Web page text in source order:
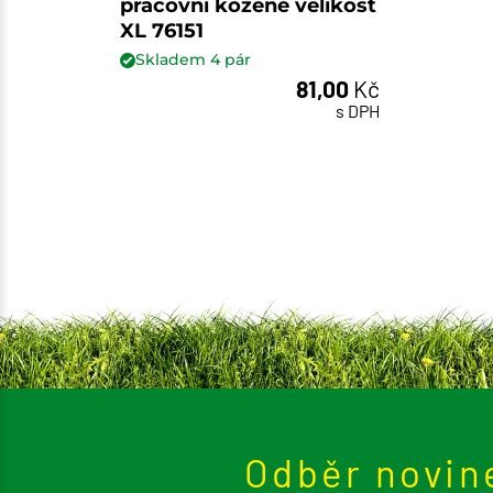
pracovní kožené velikost
XL 76151
Skladem4pár
81,00 Kč
s DPH
Odběr